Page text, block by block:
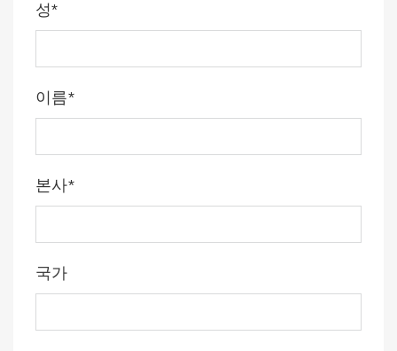
성*
이름*
본사*
국가